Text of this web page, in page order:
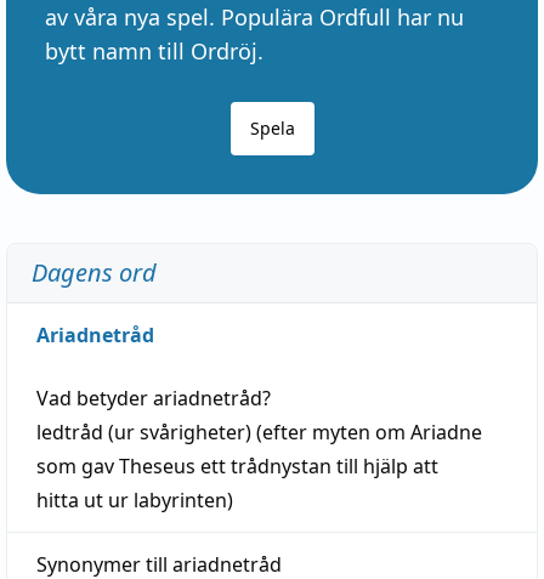
av våra nya spel. Populära Ordfull har nu
bytt namn till Ordröj.
Spela
Dagens ord
Ariadnetråd
Vad betyderariadnetråd?
ledtråd (ur svårigheter) (efter myten om Ariadne
som gav Theseus ett trådnystan till hjälp att
hitta ut ur labyrinten)
Synonymer till ariadnetråd